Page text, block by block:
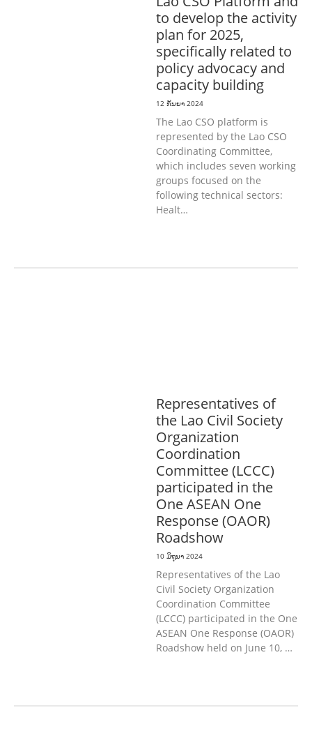
to develop the activity
plan for 2025,
specifically related to
policy advocacy and
capacity building
12 ກັນຍາ 2024
The Lao CSO platform is
represented by the Lao CSO
Coordinating Committee,
which includes seven working
groups focused on the
following technical sectors:
Healt…
Representatives of
the Lao Civil Society
Organization
Coordination
Committee (LCCC)
participated in the
One ASEAN One
Response (OAOR)
Roadshow
10 ມິຖຸນາ 2024
Representatives of the Lao
Civil Society Organization
Coordination Committee
(LCCC) participated in the One
ASEAN One Response (OAOR)
Roadshow held on June 10, …